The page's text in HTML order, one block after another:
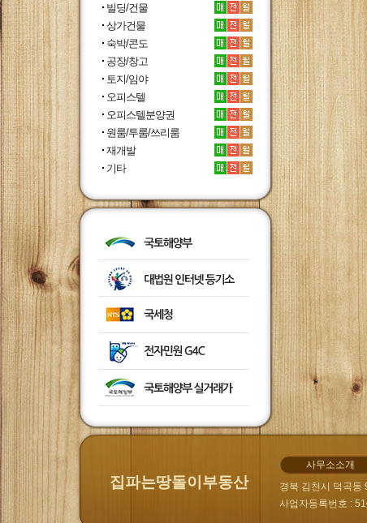
빌딩/건물
상가건물
숙박/콘도
공장/창고
토지/임야
오피스텔
오피스텔분양권
원룸/투룸/쓰리룸
재개발
기타
사무소소개
집파는땅돌이부동산 경북 김천시 덕곡동
사업자등록번호 :